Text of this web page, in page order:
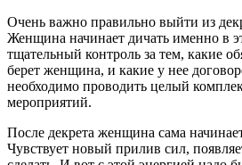
Очень важно правильно выйти из
Женщина начинает дичать именно в
тщательный контроль за тем, какие
берет женщина, и какие у нее
необходимо проводить целый
мероприятий.
После декрета женщина сама
Чувствует новый прилив сил,